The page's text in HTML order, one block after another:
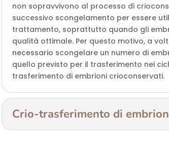
non sopravvivono al processo di
successivo scongelamento per essere
trattamento, soprattutto quando gli
qualità ottimale. Per questo motivo, a
necessario scongelare un numero di
quello previsto per il trasferimento nei
trasferimento di embrioni crioconservati.
Crio-trasferimento di